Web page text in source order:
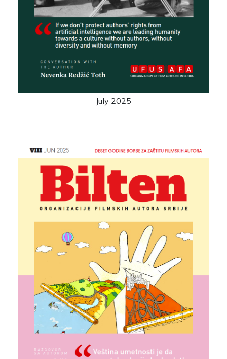
July 2025